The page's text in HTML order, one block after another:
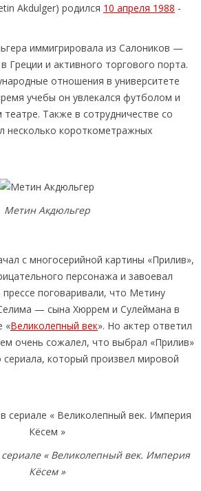
Akdulger) родился 10 апреля 1988 -
иммигрировала из Салоников —
Греции и активного торгового порта.
отношения в университете
учебы он увлекался футболом и
театре. Также в сотрудничестве со
несколько короткометражных
Метин Акдюльгер
с многосерийной картины «Прилив»,
персонажа и завоевал
прессе поговаривали, что Метину
— сына Хюррем и Сулеймана в
«Великолепный век». Но актер ответил
очень сожалел, что выбрал «Прилив»
который произвел мировой
« Великолепный век. Империя
Кёсем »